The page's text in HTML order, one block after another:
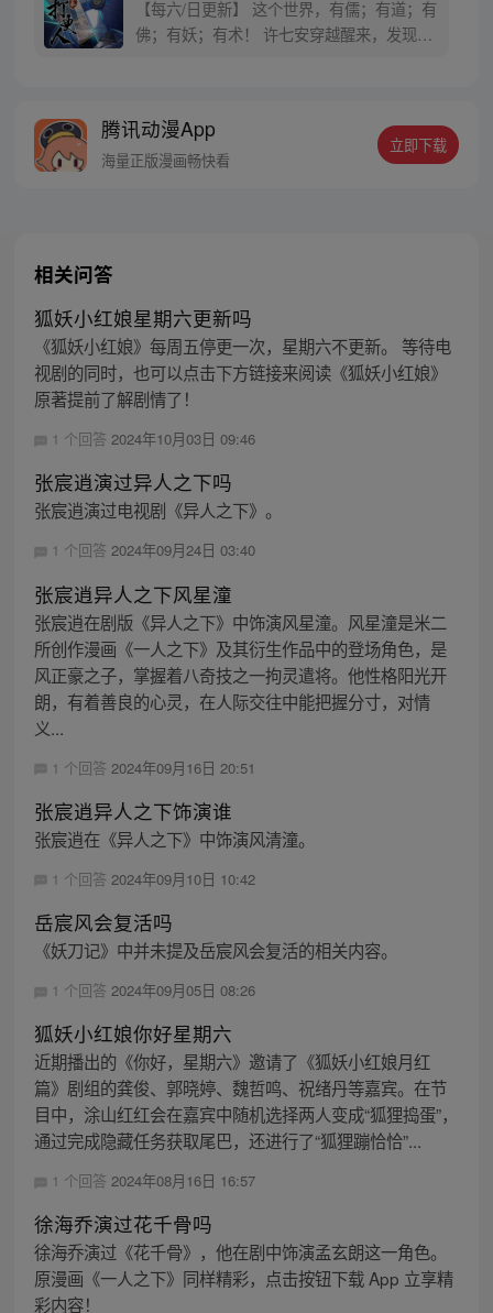
【每六/日更新】 这个世界，有儒；有道；有
佛；有妖；有术！ 许七安穿越醒来，发现自
者卖报小郎君同名小说 QQ群号：
799493374
腾讯动漫App
海量正版漫画畅快看
立即下载
相关问答
狐妖小红娘星期六更新吗
《狐妖小红娘》每周五停更一次，星期六不更新。 等待电
视剧的同时，也可以点击下方链接来阅读《狐妖小红娘》
原著提前了解剧情了！
1 个回答 2024年10月03日 09:46
张宸逍演过异人之下吗
张宸逍演过电视剧《异人之下》。
1 个回答 2024年09月24日 03:40
张宸逍异人之下风星潼
张宸逍在剧版《异人之下》中饰演风星潼。风星潼是米二
所创作漫画《一人之下》及其衍生作品中的登场角色，是
风正豪之子，掌握着八奇技之一拘灵遣将。他性格阳光开
朗，有着善良的心灵，在人际交往中能把握分寸，对情
义...
1 个回答 2024年09月16日 20:51
张宸逍异人之下饰演谁
张宸逍在《异人之下》中饰演风清潼。
1 个回答 2024年09月10日 10:42
岳宸风会复活吗
《妖刀记》中并未提及岳宸风会复活的相关内容。
1 个回答 2024年09月05日 08:26
狐妖小红娘你好星期六
近期播出的《你好，星期六》邀请了《狐妖小红娘月红
篇》剧组的龚俊、郭晓婷、魏哲鸣、祝绪丹等嘉宾。在节
目中，涂山红红会在嘉宾中随机选择两人变成“狐狸捣蛋”，
通过完成隐藏任务获取尾巴，还进行了“狐狸蹦恰恰”...
1 个回答 2024年08月16日 16:57
徐海乔演过花千骨吗
徐海乔演过《花千骨》，他在剧中饰演孟玄朗这一角色。
原漫画《一人之下》同样精彩，点击按钮下载 App 立享精
彩内容！